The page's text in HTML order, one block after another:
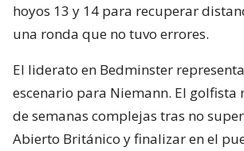
hoyos 13 y 14 para recuperar
una ronda que no tuvo errores.
El liderato en Bedminster
escenario para Niemann. El golfista
de semanas complejas tras no
Abierto Británico y finalizar en el